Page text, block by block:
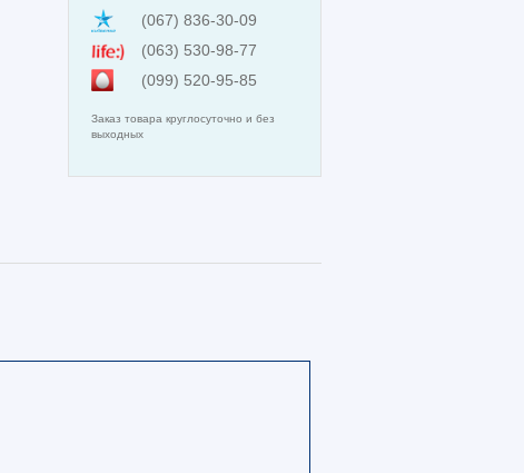
(067) 836-30-09
(063) 530-98-77
(099) 520-95-85
Заказ товара круглосуточно и без
выходных